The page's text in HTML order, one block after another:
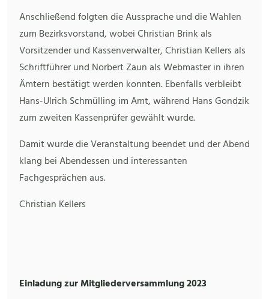
Anschließend folgten die Aussprache und die Wahlen
zum Bezirksvorstand, wobei Christian Brink als
Vorsitzender und Kassenverwalter, Christian Kellers als
Schriftführer und Norbert Zaun als Webmaster in ihren
Ämtern bestätigt werden konnten. Ebenfalls verbleibt
Hans-Ulrich Schmülling im Amt, während Hans Gondzik
zum zweiten Kassenprüfer gewählt wurde.
Damit wurde die Veranstaltung beendet und der Abend
klang bei Abendessen und interessanten
Fachgesprächen aus.
Christian Kellers
Einladung zur Mitgliederversammlung 2023